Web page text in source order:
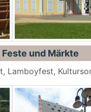
und Märkte
Lamboyfest,